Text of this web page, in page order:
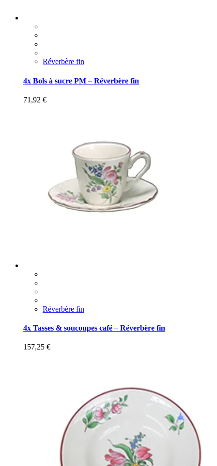
Réverbère fin
4x Bols à sucre PM – Réverbère fin
71,92 €
Réverbère fin
4x Tasses & soucoupes café – Réverbère fin
157,25 €